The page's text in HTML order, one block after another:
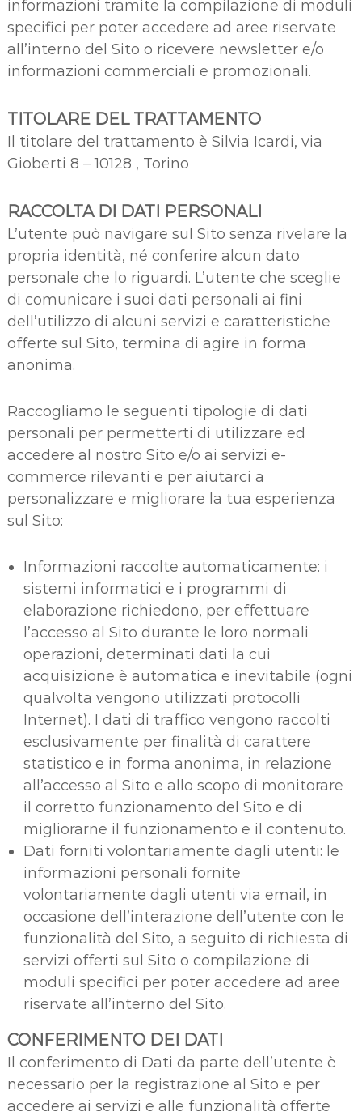
informazioni tramite la compilazione di moduli
specifici per poter accedere ad aree riservate
all’interno del Sito o ricevere newsletter e/o
informazioni commerciali e promozionali.
TITOLARE DEL TRATTAMENTO
Il titolare del trattamento è Silvia Icardi, via
Gioberti 8 – 10128 , Torino
RACCOLTA DI DATI PERSONALI
L’utente può navigare sul Sito senza rivelare la
propria identità, né conferire alcun dato
personale che lo riguardi. L’utente che sceglie
di comunicare i suoi dati personali ai fini
dell’utilizzo di alcuni servizi e caratteristiche
offerte sul Sito, termina di agire in forma
anonima.
Raccogliamo le seguenti tipologie di dati
personali per permetterti di utilizzare ed
accedere al nostro Sito e/o ai servizi e-
commerce rilevanti e per aiutarci a
personalizzare e migliorare la tua esperienza
sul Sito:
Informazioni raccolte automaticamente: i
sistemi informatici e i programmi di
elaborazione richiedono, per effettuare
l’accesso al Sito durante le loro normali
operazioni, determinati dati la cui
acquisizione è automatica e inevitabile (ogni
qualvolta vengono utilizzati protocolli
Internet). I dati di traffico vengono raccolti
esclusivamente per finalità di carattere
statistico e in forma anonima, in relazione
all’accesso al Sito e allo scopo di monitorare
il corretto funzionamento del Sito e di
migliorarne il funzionamento e il contenuto.
Dati forniti volontariamente dagli utenti: le
informazioni personali fornite
volontariamente dagli utenti via email, in
occasione dell’interazione dell’utente con le
funzionalità del Sito, a seguito di richiesta di
servizi offerti sul Sito o compilazione di
moduli specifici per poter accedere ad aree
riservate all’interno del Sito.
CONFERIMENTO DEI DATI
Il conferimento di Dati da parte dell’utente è
necessario per la registrazione al Sito e per
accedere ai servizi e alle funzionalità offerte